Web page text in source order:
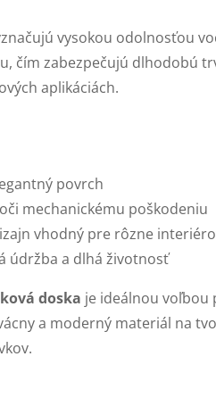
vysokou odolnosťou
čím zabezpečujú dlhodobú
aplikáciách.
povrch
mechanickému poškodeniu
vhodný pre rôzne
údržba a dlhá životnosť
doska je ideálnou voľbou
a moderný materiál na